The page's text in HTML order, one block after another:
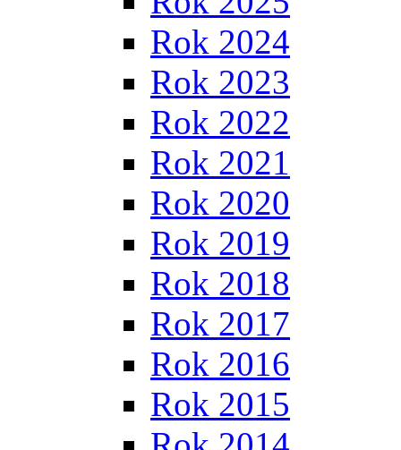
Rok 2024
Rok 2023
Rok 2022
Rok 2021
Rok 2020
Rok 2019
Rok 2018
Rok 2017
Rok 2016
Rok 2015